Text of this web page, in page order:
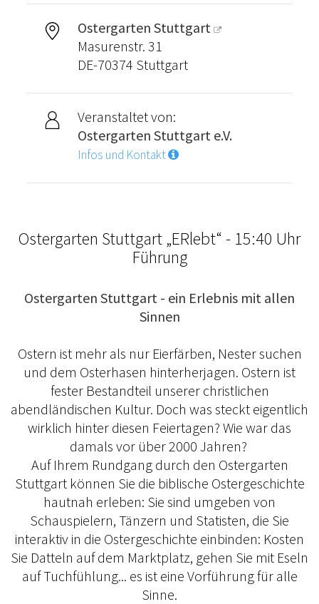
Ostergarten Stuttgart
Masurenstr. 31
DE-70374 Stuttgart
Veranstaltet von:
Ostergarten Stuttgart e.V.
Infos und Kontakt
Ostergarten Stuttgart „ERlebt“ - 15:40 Uhr
Führung
Ostergarten Stuttgart - ein Erlebnis mit allen
Sinnen
Ostern ist mehr als nur Eierfärben, Nester suchen
und dem Osterhasen hinterherjagen. Ostern ist
fester Bestandteil unserer christlichen
abendländischen Kultur. Doch was steckt eigentlich
wirklich hinter diesen Feiertagen? Wie war das
damals vor über 2000 Jahren?
Auf Ihrem Rundgang durch den Ostergarten
Stuttgart können Sie die biblische Ostergeschichte
hautnah erleben: Sie sind umgeben von
Schauspielern, Tänzern und Statisten, die Sie
interaktiv in die Ostergeschichte einbinden: Kosten
Sie Datteln auf dem Marktplatz, gehen Sie mit Eseln
auf Tuchfühlung... es ist eine Vorführung für alle
Sinne.